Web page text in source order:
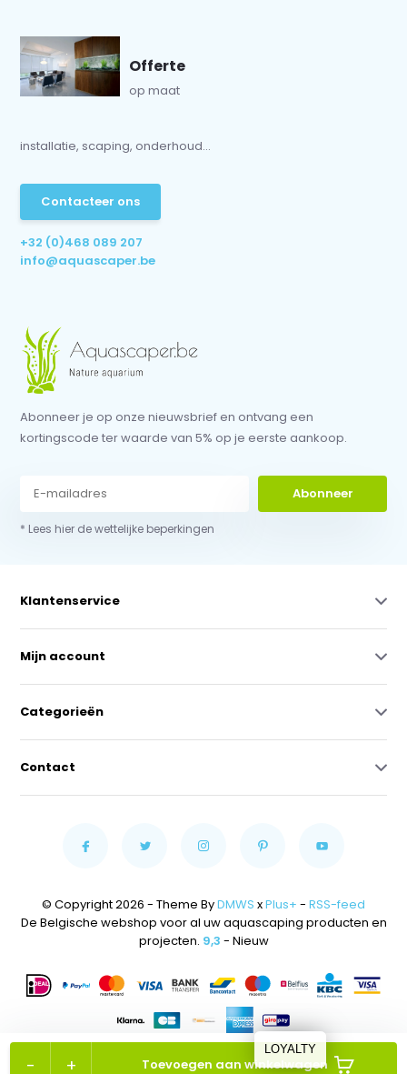
+
- Toevoegen aan winkelwagen
Offerte
op maat
installatie, scaping, onderhoud...
Contacteer ons
+32 (0)468 089 207
info@aquascaper.be
Abonneer je op onze nieuwsbrief en ontvang een
kortingscode ter waarde van 5% op je eerste aankoop.
Abonneer
* Lees hier de wettelijke beperkingen
Klantenservice
Mijn account
Categorieën
Contact
© Copyright 2026 - Theme ByDMWS xPlus+ - RSS-feed
De Belgische webshop voor al uw aquascaping producten en
projecten. 9,3 - Nieuw
LOYALTY